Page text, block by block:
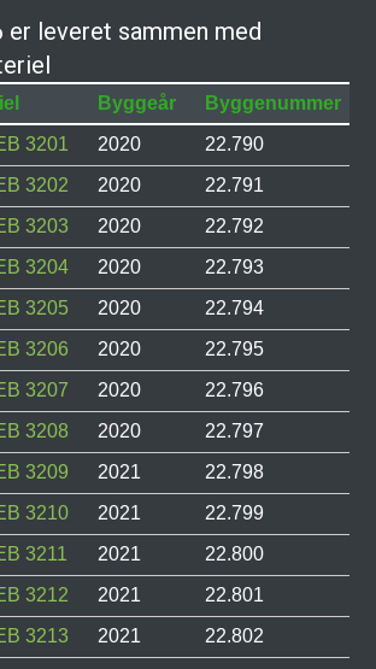
er leveret sammen med
Byggeår Byggenummer
3201
2020 22.790
3202
2020 22.791
3203
2020 22.792
3204
2020 22.793
3205
2020 22.794
3206
2020 22.795
3207
2020 22.796
3208
2020 22.797
3209
2021 22.798
3210
2021 22.799
3211
2021 22.800
3212
2021 22.801
3213
2021 22.802